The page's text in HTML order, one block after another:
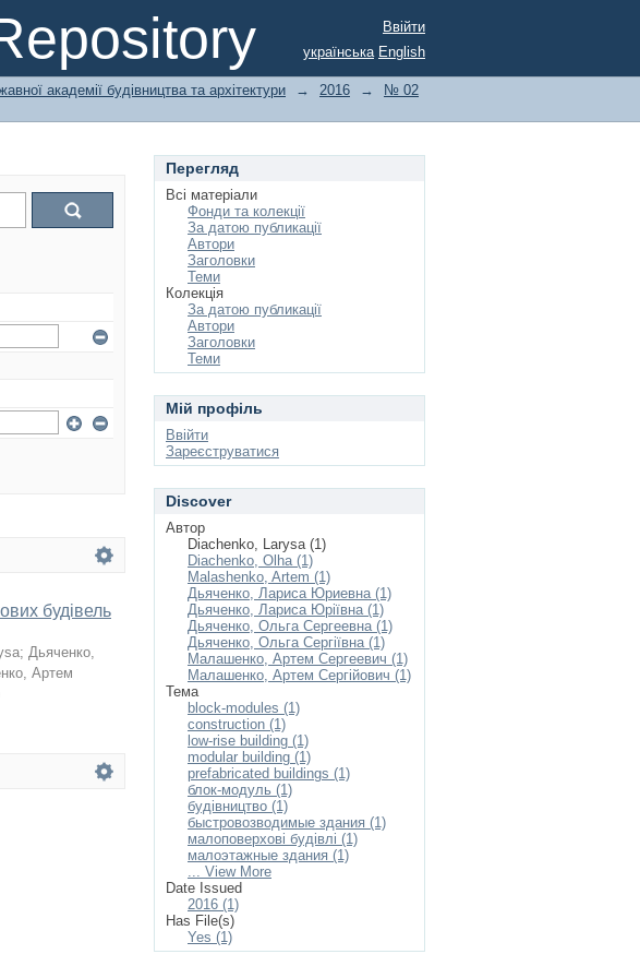
Ввійти
українська English
академії будівництва та архітектури → 2016 →
№ 02
будівель
; Дьяченко,
Артем
Перегляд
Всі матеріали
Фонди та колекції
За датою публикації
Автори
Заголовки
Теми
Колекція
За датою публикації
Автори
Заголовки
Теми
Мій профіль
Ввійти
Зареєструватися
Discover
Автор
Diachenko, Larysa (1)
Diachenko, Olha (1)
Malashenko, Artem (1)
Дьяченко, Лариса Юриевна (1)
Дьяченко, Лариса Юріївна (1)
Дьяченко, Ольга Сергеевна (1)
Дьяченко, Ольга Сергіївна (1)
Малашенко, Артем Сергеевич (1)
Малашенко, Артем Сергійович (1)
Тема
block-modules (1)
construction (1)
low-rise building (1)
modular building (1)
prefabricated buildings (1)
блок-модуль (1)
будівництво (1)
быстровозводимые здания (1)
малоповерхові будівлі (1)
малоэтажные здания (1)
... View More
Date Issued
2016 (1)
Has File(s)
Yes (1)